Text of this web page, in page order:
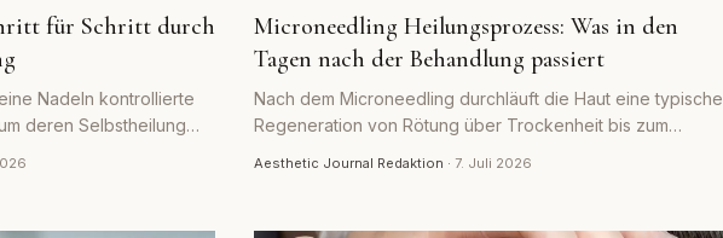
für Schritt durch
Nadeln kontrollierte
deren Selbstheilung
Microneedling Heilungsprozess: Was in den
Tagen nach der Behandlung passiert
Nach dem Microneedling durchläuft die Haut eine typische
Regeneration von Rötung über Trockenheit bis zum
Aesthetic Journal Redaktion · 7. Juli 2026